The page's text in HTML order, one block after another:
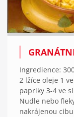
Ingredience:
2 lžíce oleje 1
papriky 3-4 ve
Nudle nebo
nakrájenou